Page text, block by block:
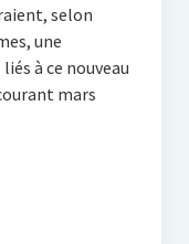
selon
une
à ce nouveau
mars